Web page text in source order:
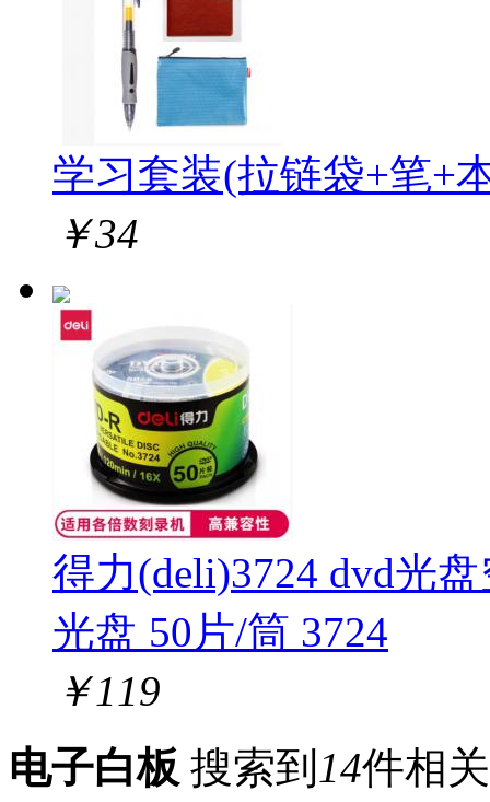
学习套装(拉链袋+笔+
￥34
得力(deli)3724 dvd光
光盘 50片/筒 3724
￥119
电子白板 搜索到 14件相